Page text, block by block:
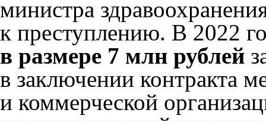
министра
к преступлению. В 2022
в размере 7 млн рублей
в заключении контракта
и коммерческой